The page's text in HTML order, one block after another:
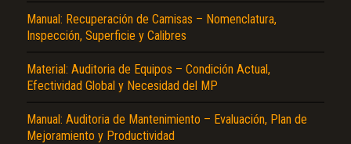
Manual: Recuperación de Camisas – Nomenclatura,
Inspección, Superficie y Calibres
Material: Auditoria de Equipos – Condición Actual,
Efectividad Global y Necesidad del MP
Manual: Auditoria de Mantenimiento – Evaluación, Plan de
Mejoramiento y Productividad